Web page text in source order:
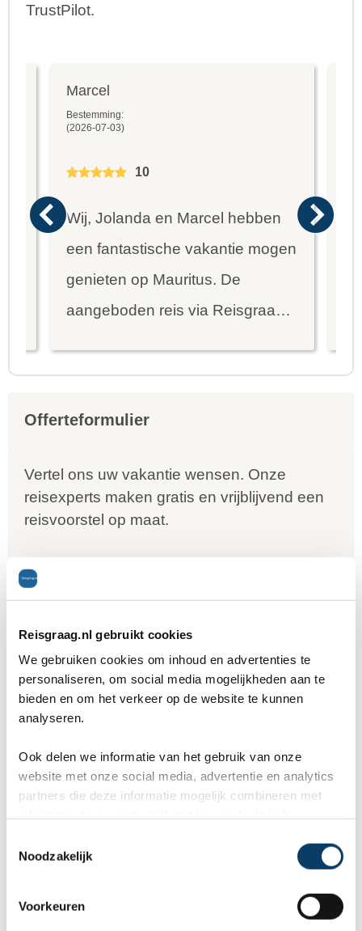
Reisgraag.nl gebruikt cookies
We gebruiken cookies om inhoud en advertenties te
personaliseren, om social media mogelijkheden aan te
bieden en om het verkeer op de website te kunnen
analyseren.
Ook delen we informatie van het gebruik van onze
website met onze social media, advertentie en analytics
partners die deze informatie mogelijk combineren met
Noodzakelijk
Voorkeuren
TrustPilot.
Marcel
Bestemming:
(2026-07-03)
10
Wij, Jolanda en Marcel hebben
een fantastische vakantie mogen
genieten op Mauritus. De
aangeboden reis via Reisgraag
mooie dingen van het eiland te
Offerteformulier
Vertel ons uw vakantie wensen. Onze
reisexperts maken gratis en vrijblijvend een
reisvoorstel op maat.
Wat zijn uw wensen?
Uw gegevens